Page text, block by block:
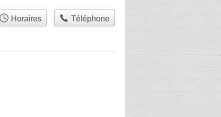
Horaires Téléphone